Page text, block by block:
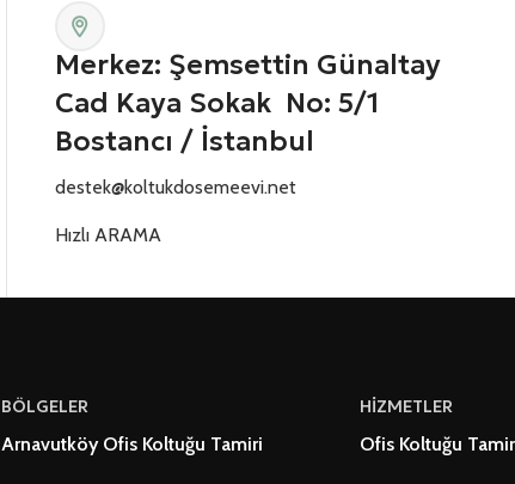
Merkez: Şemsettin Günaltay
Cad Kaya Sokak No: 5/1
Bostancı / İstanbul
destek@koltukdosemeevi.net
Hızlı ARAMA
BÖLGELER
Arnavutköy Ofis Koltuğu Tamiri
HİZMETLER
Ofis Koltuğu